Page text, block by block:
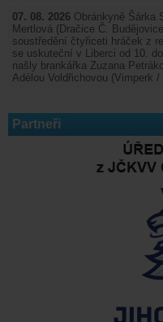
07. 08. 2026 Obránkyně Šárka
Mertlová (Dračice Č.
soustředění čtyřiceti hráček z
se uskuteční v Liberci od 10.
našly brankářka Zuzana
Adélou Voldřichovou (Vimperk /
Partneři